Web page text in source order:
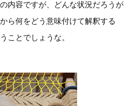
内容ですが、どんな状況だろうが
ら何をどう意味付けて解釈する
ことでしょうな。